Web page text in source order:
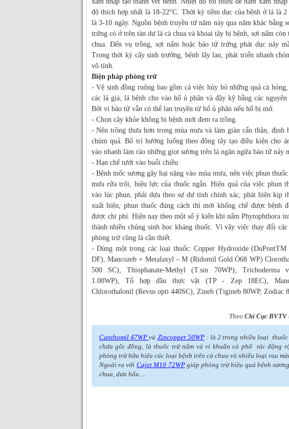
độ thích hợp nhất là 18-22°C. Thời kỳ tiềm dục của bệnh ở lá là 2
là 3-10 ngày. Nguồn bệnh truyền từ năm này qua năm khác bằng
trứng có ở trên tàn dư lá cà chua và khoai tây bị bệnh, sợi nấm còn
chua. Đến vụ trồng, sợi nấm hoặc bào tử trứng phát dục nảy
Trong thời kỳ cây sinh trưởng, bệnh lây lan, phát triển nhanh
vô tính.
Biện pháp phòng trừ
- Vệ sinh đồng ruộng bao gồm cả việc hủy bỏ những quả cà
các lá già, lá bệnh cho vào hố ủ phân và đậy kỹ bằng các
Bởi vì bào tử vẫn có thể lan truyền từ hố ủ phân nếu hố bị mở.
- Chọn cây khỏe không bị bệnh mới đem ra trồng.
- Nên trồng thưa hơn trong mùa mưa và làm giàn cẩn thận, định
chùm quả. Bố trí hướng luống theo đông tây tạo điều kiện cho
vào nhanh làm ráo những giọt sương trên lá ngăn ngừa bào tử nảy
- Hạn chế tưới vào buổi chiều
- Bệnh mốc sương gây hại nặng vào mùa mưa, nên việc phun
mưa rửa trôi, hiệu lực của thuốc ngắn. Hiệu quả của việc phun
vào lúc phun, phải dựa theo sự dự tính chính xác, phát hiện kịp
xuất hiện, phun thuốc đúng cách thì mới khống chế được bệnh
được chi phí. Hiện nay theo một số ý kiến khi nấm Phytophthora
thành nhiều chủng sinh học kháng thuốc. Vì vậy việc thay đổi
phòng trừ cũng là cần thiết.
- Dùng một trong các loại thuốc: Copper Hydroxide (DuPontTM
DF), Mancozeb + Metalaxyl – M (Ridomil Gold Ò68 WP)
500 SC), Thiophanate-Methyl (T.sin 70WP); Trichoderma
1.00WP), Tổ hợp dầu thực vật (TP - Zep 18EC),
Chlorothalonil (Revus opti 440SC), Zineb (Tigineb 80WP, Zodiac
Theo Chi Cục BVTV
Canthomil 47WPvà Zincopper 50WP: là 2 trong nhiều loại thuốc
chứa gốc đồng, là thuốc trừ nấm và vi khuẩn có phổ tác động
phòng trừ hữu hiệu các loại bệnh trên cà chua và nhiều loại rau
Ngoài ra với Cajet M10 72WPgiúp phòng trừ hiệu quả bệnh
chua, dưa hấu....